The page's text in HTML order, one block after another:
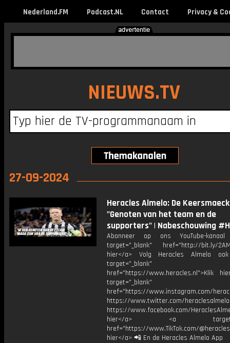
Nederland.FM Podcast.NL Contact Privacy &
NIEUWS.TV
27-09-2024
Heracles Almelo: De
"Genoten van het team en de
supporters" | Nabeschouwing
Abonneer op ons YouTube-
target="_blank" href="http://bit.ly/
hier</a> Volg Heracles Almelo
target="_blank"
href="https://www.heracles.nl">Klik
target="_blank"
href="https://www.instagram.com/
https://www.twitter.com/heraclesalmelo
https://www.facebook.com/
hier</a> <a
href="https://www.TikTok.com/
hier</a> 📲 En de Heracles Almelo App